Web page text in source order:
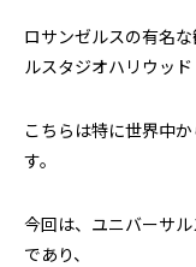
2026.08.02
ロサンゼルスの有名
ルスタジオハリウッド
こちらは特に世界中
す。
今回は、ユニバーサ
であり、